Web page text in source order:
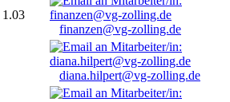
1.03
finanzen@vg-zolling.de
diana.hilpert@vg-zolling.de